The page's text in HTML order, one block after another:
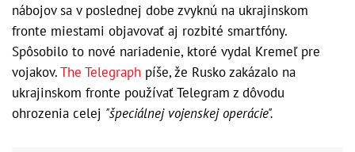
nábojov sa v poslednej dobe zvyknú na ukrajinskom
fronte miestami objavovať aj rozbité smartfóny.
Spôsobilo to nové nariadenie, ktoré vydal Kremeľ pre
vojakov.The Telegraph píše, že Rusko zakázalo na
ukrajinskom fronte používať Telegram z dôvodu
ohrozenia celej "špeciálnej vojenskej operácie".